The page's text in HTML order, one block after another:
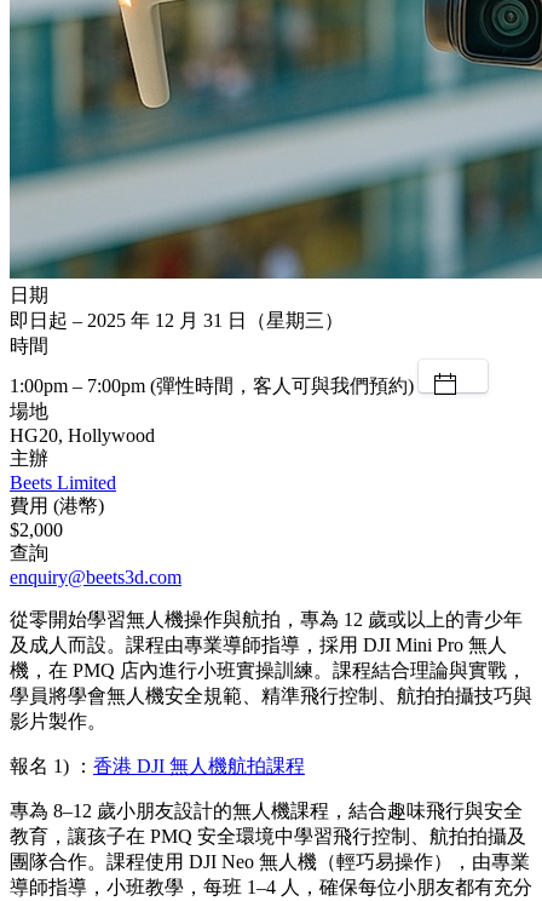
日期
即日起 – 2025 年 12 月 31 日（星期三）
時間
1:00pm – 7:00pm (彈性時間，客人可與我們預約)
場地
HG20, Hollywood
主辦
Beets Limited
費用 (港幣)
$2,000
查詢
enquiry@beets3d.com
從零開始學習無人機操作與航拍，專為 12 歲或以上的青少年
及成人而設。課程由專業導師指導，採用 DJI Mini Pro 無人
機，在 PMQ 店內進行小班實操訓練。課程結合理論與實戰，
學員將學會無人機安全規範、精準飛行控制、航拍拍攝技巧與
影片製作。
報名 1) ： 香港 DJI 無人機航拍課程
專為 8–12 歲小朋友設計的無人機課程，結合趣味飛行與安全
教育，讓孩子在 PMQ 安全環境中學習飛行控制、航拍拍攝及
團隊合作。課程使用 DJI Neo 無人機（輕巧易操作），由專業
導師指導，小班教學，每班 1–4 人，確保每位小朋友都有充分